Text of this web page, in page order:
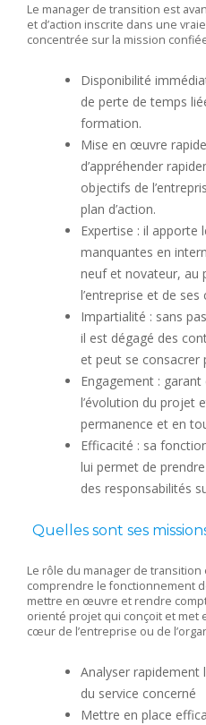
Le manager de transition est
et d’action inscrite dans une
concentrée sur la mission
Disponibilité
de perte de temps
formation.
Mise en œuvre
d’appréhender
objectifs de
plan d’action.
Expertise : il apporte
manquantes en
neuf et novateur, au
l’entreprise et de ses
Impartialité : sans
il est dégagé des
et peut se consacrer
Engagement :
l’évolution du projet
permanence et en
Efficacité : sa
lui permet de
des responsabilités
Quelles sont ses
Le rôle du manager de transition
comprendre le fonctionnement
mettre en œuvre et rendre
orienté projet qui conçoit et
cœur de l’entreprise ou de
Analyser rapidement
du service concerné
Mettre en place